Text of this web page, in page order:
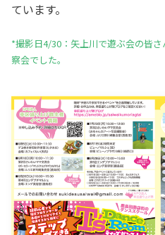
ています。
*撮影日4/30：矢上川で遊ぶ会の皆
察会でした。